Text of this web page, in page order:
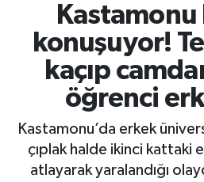
Kastamonu
konuşuyor!
kaçıp
öğrenci
Kastamonu’da erkek
çıplak halde ikinci kattaki
atlayarak yaralandığı
SPOR
SİYASET
EKONOMİ
GÜNDEM
Kahramanmaraş Trafik
Süper Lig Puan Durumu
Tüm Manşetler
Son Dakika Haberleri